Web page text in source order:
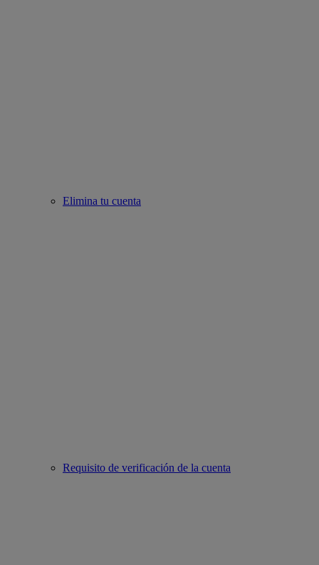
Elimina tu cuenta
Requisito de verificación de la cuenta